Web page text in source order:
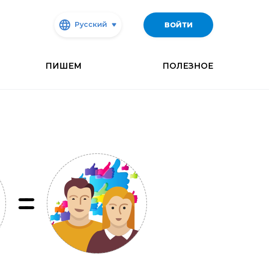
Русский ВОЙТИ
ПИШЕМ ПОЛЕЗНОЕ